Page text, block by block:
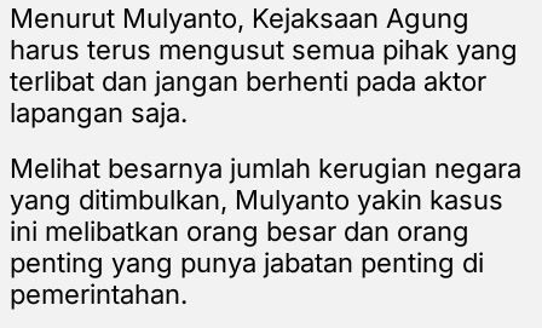
Menurut Mulyanto, Kejaksaan Agung
harus terus mengusut semua pihak yang
terlibat dan jangan berhenti pada aktor
lapangan saja.
Melihat besarnya jumlah kerugian negara
yang ditimbulkan, Mulyanto yakin kasus
ini melibatkan orang besar dan orang
penting yang punya jabatan penting di
pemerintahan.